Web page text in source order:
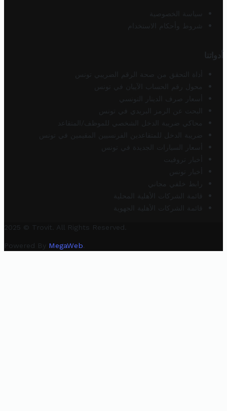
سياسة الخصوصية
شروط وأحكام الاستخدام
أدواتنا
أداة التحقق من صحة الرقم الضريبي تونس
محول رقم الحساب الآيبان في تونس
أسعار صرف الدينار التونسي
البحث عن الرمز البريدي في تونس
محاكي ضريبة الدخل الشخصي للموظف/المتقاعد
ضريبة الدخل للمتقاعدين الفرنسيين المقيمين في تونس
أسعار السيارات الجديدة في تونس
أخبار تروفيت
أخبار تونس
رابط خلفي مجاني
قائمة الشركات الأهلية المحلية
قائمة الشركات الأهلية الجهوية
2025 © Trovit. All Rights Reserved.
Powered By MegaWeb